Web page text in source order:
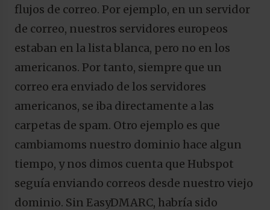
flujos de correo. Por ejemplo, en un servidor
de correo, nuestros servidores europeos
estaban en la lista blanca, pero no en los
americanos. Por tanto, siempre que un
correo era enviado de los servidores
americanos, se iba directamente a las
carpetas de spam. Otro ejemplo es que
cambiamoms nuestro dominio hace algun
tiempo, y nos dimos cuenta que Hubspot
seguía enviando correos desde nuestro viejo
dominio. Sin EasyDMARC, habría sido